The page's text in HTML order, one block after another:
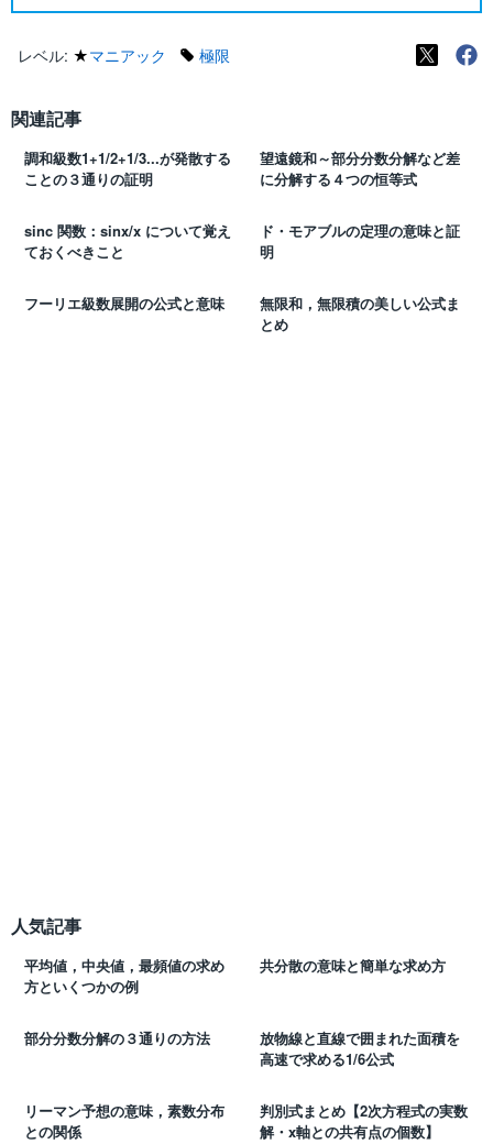
レベル: ★マニアック 極限
関連記事
調和級数1+1/2+1/3...が発散する
ことの３通りの証明
望遠鏡和～部分分数分解など差
に分解する４つの恒等式
sinc 関数：sinx/x について覚え
ておくべきこと
ド・モアブルの定理の意味と証
明
フーリエ級数展開の公式と意味
無限和，無限積の美しい公式ま
とめ
人気記事
平均値，中央値，最頻値の求め
方といくつかの例
共分散の意味と簡単な求め方
部分分数分解の３通りの方法
放物線と直線で囲まれた面積を
高速で求める1/6公式
リーマン予想の意味，素数分布
との関係
判別式まとめ【2次方程式の実数
解・x軸との共有点の個数】